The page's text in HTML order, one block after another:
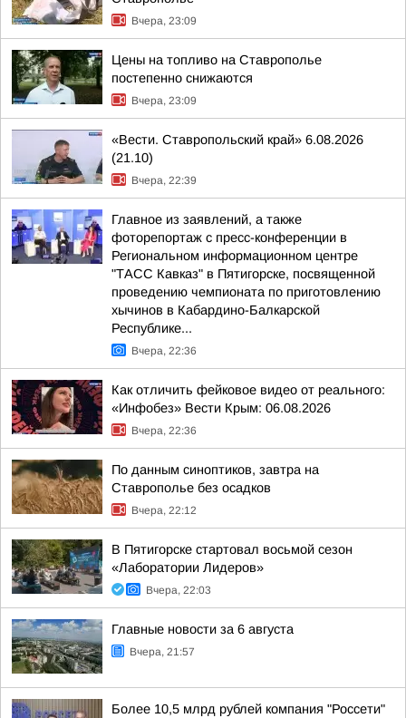
Вчера, 23:09
Цены на топливо на Ставрополье
постепенно снижаются
Вчера, 23:09
«Вести. Ставропольский край» 6.08.2026
(21.10)
Вчера, 22:39
Главное из заявлений, а также
фоторепортаж с пресс-конференции в
Региональном информационном центре
"ТАСС Кавказ" в Пятигорске, посвященной
проведению чемпионата по приготовлению
хычинов в Кабардино-Балкарской
Республике...
Вчера, 22:36
Как отличить фейковое видео от реального:
«Инфобез» Вести Крым: 06.08.2026
Вчера, 22:36
По данным синоптиков, завтра на
Ставрополье без осадков
Вчера, 22:12
В Пятигорске стартовал восьмой сезон
«Лаборатории Лидеров»
Вчера, 22:03
Главные новости за 6 августа
Вчера, 21:57
Более 10,5 млрд рублей компания "Россети"